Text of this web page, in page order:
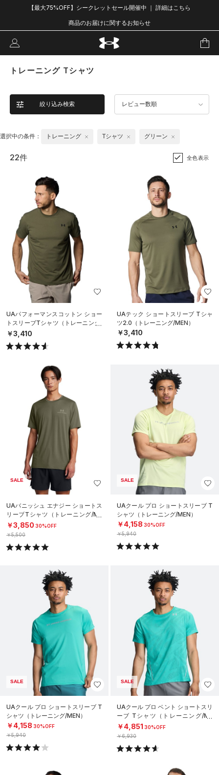
【最大75%OFF】シークレットセール開催中 ｜ 詳細はこちら
商品のお届けに関するお知らせ
トレーニング Tシャツ
絞り込み検索 レビュー数順
選択中の条件： トレーニング Tシャツ グリーン
22件 全色表示
UAパフォーマンスコットン ショー
トスリーブTシャツ（トレーニング/
MEN）
￥3,410
UAテック ショートスリーブ Tシャ
ツ2.0（トレーニング/MEN）
￥3,410
SALE
UAバニッシュ エナジー ショートス
リーブTシャツ（トレーニング/ME
N）
￥3,850 30%OFF
￥5,500
SALE
UAクール プロ ショートスリーブ T
シャツ（トレーニング/MEN）
￥4,158 30%OFF
￥5,940
SALE
UAクール プロ ショートスリーブ T
シャツ（トレーニング/MEN）
￥4,158 30%OFF
￥5,940
SALE
UAクール プロ ベント ショートスリ
ーブ Tシャツ（トレーニング/ME
N）
￥4,851 30%OFF
￥6,930